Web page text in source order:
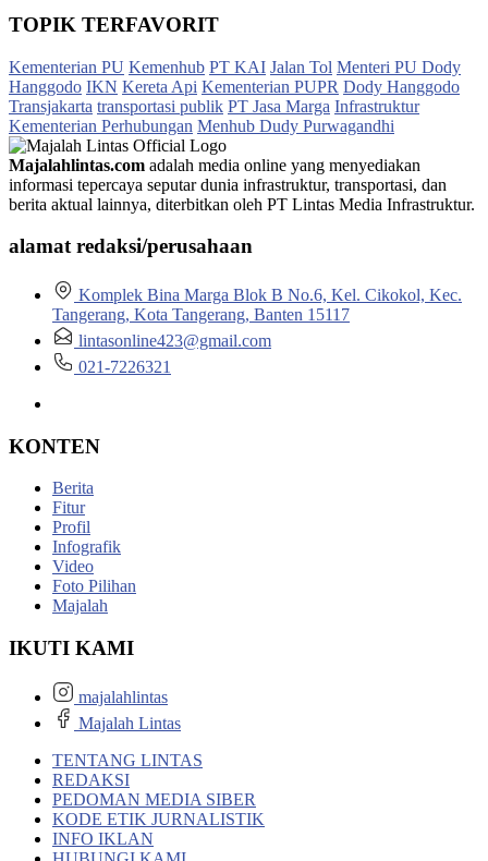
TOPIK TERFAVORIT
Kementerian PU Kemenhub PT KAI Jalan Tol Menteri PU Dody
Hanggodo IKN Kereta Api Kementerian PUPR Dody Hanggodo
Transjakarta transportasi publik PT Jasa Marga Infrastruktur
Kementerian Perhubungan Menhub Dudy Purwagandhi
Majalahlintas.com adalah media online yang menyediakan
informasi tepercaya seputar dunia infrastruktur, transportasi, dan
berita aktual lainnya, diterbitkan oleh PT Lintas Media Infrastruktur.
alamat redaksi/perusahaan
Komplek Bina Marga Blok B No.6, Kel. Cikokol, Kec.
Tangerang, Kota Tangerang, Banten 15117
lintasonline423@gmail.com
021-7226321
KONTEN
Berita
Fitur
Profil
Infografik
Video
Foto Pilihan
Majalah
IKUTI KAMI
majalahlintas
Majalah Lintas
TENTANG LINTAS
REDAKSI
PEDOMAN MEDIA SIBER
KODE ETIK JURNALISTIK
INFO IKLAN